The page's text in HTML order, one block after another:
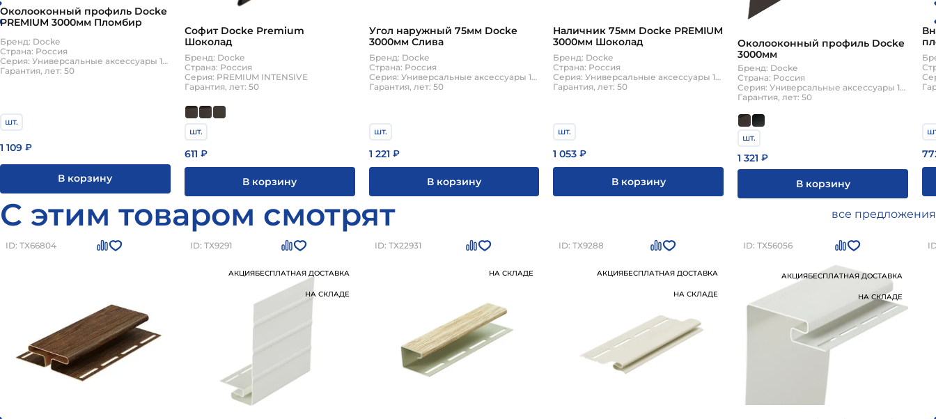
Околооконный профиль Docke
PREMIUM 3000мм Пломбир
Бренд: Docke
Страна: Россия
Серия: Универсальные аксессуары 15мм
Гарантия, лет: 50
шт.
1 109 ₽
В корзину
Софит Docke Premium
Шоколад
Бренд: Docke
Страна: Россия
Серия: PREMIUM INTENSIVE
Гарантия, лет: 50
шт.
611 ₽
В корзину
Угол наружный 75мм Docke
3000мм Слива
Бренд: Docke
Страна: Россия
Серия: Универсальные аксессуары 15мм
Гарантия, лет: 50
шт.
1 221 ₽
В корзину
Наличник 75мм Docke PREMIUM
3000мм Шоколад
Бренд: Docke
Страна: Россия
Серия: Универсальные аксессуары 15мм
Гарантия, лет: 50
шт.
1 053 ₽
В корзину
Околооконный профиль Docke
3000мм
Бренд: Docke
Страна: Россия
Серия: Универсальные аксессуары 15мм
Гарантия, лет: 50
шт.
1 321 ₽
В корзину
С этим товаром смотрят все предложения
ID: ТХ66804 ID: ТХ9291
АКЦИЯБЕСПЛАТНАЯ ДОСТАВКА
НА СКЛАДЕ
ID: ТХ22931
НА СКЛАДЕ
ID: ТХ9288
АКЦИЯБЕСПЛАТНАЯ ДОСТАВКА
НА СКЛАДЕ
ID: ТХ56056
АКЦИЯБЕСПЛАТНАЯ ДОСТАВКА
НА СКЛАДЕ